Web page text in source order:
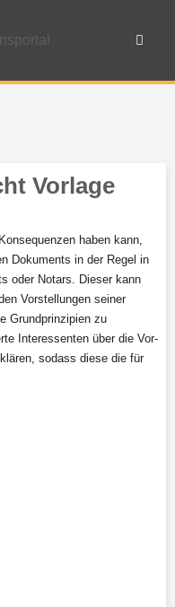
Vorlage
haben kann,
Dokuments in der Regel in
oder Notars. Dieser kann
Vorstellungen seiner
Grundprinzipien zu
Interessenten über die Vor-
sodass diese die für